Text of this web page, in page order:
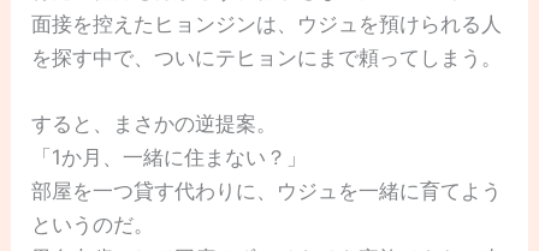
面接を控えたヒョンジンは、ウジュを預けられる人
を探す中で、ついにテヒョンにまで頼ってしまう。
すると、まさかの逆提案。
「1か月、一緒に住まない？」
部屋を一つ貸す代わりに、ウジュを一緒に育てよう
というのだ。